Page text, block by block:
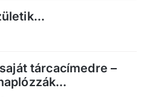
tárcacímedre –